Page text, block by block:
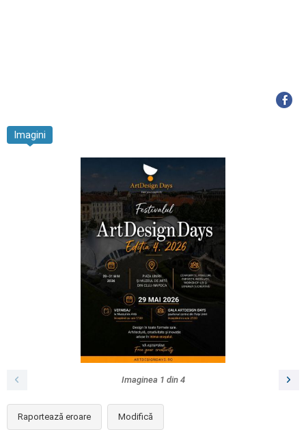
Imagini
Imaginea 1 din 4
Raportează eroare Modifică